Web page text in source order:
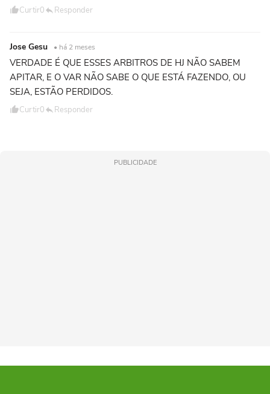
Curtir0 Responder
Jose Gesu • há 2 meses
VERDADE É QUE ESSES ARBITROS DE HJ NÃO SABEM
APITAR, E O VAR NÃO SABE O QUE ESTÁ FAZENDO, OU
SEJA, ESTÃO PERDIDOS.
Curtir0 Responder
PUBLICIDADE